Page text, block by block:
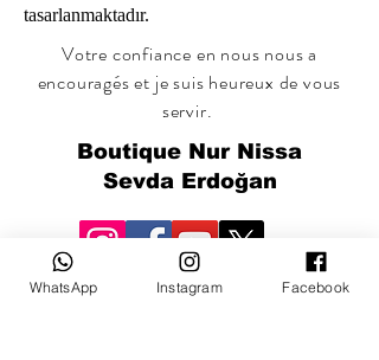
tasarlanmaktadır.
Votre confiance en nous nous a
encouragés et je suis heureux de vous
servir.
Boutique Nur Nissa
Sevda Erdoğan
WhatsApp Instagram Facebook